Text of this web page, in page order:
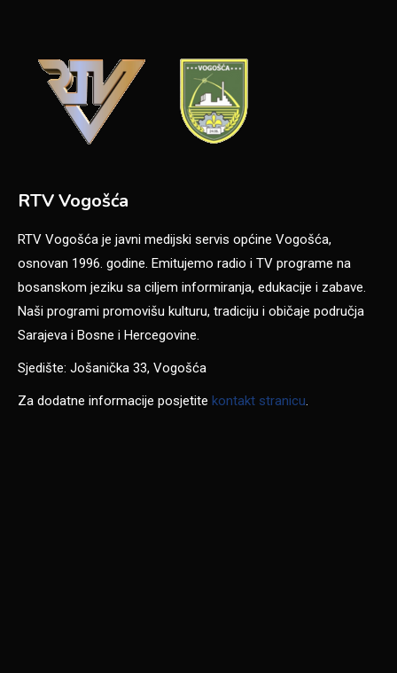
RTV Vogošća
RTV Vogošća je javni medijski servis općine Vogošća,
osnovan 1996. godine. Emitujemo radio i TV programe na
bosanskom jeziku sa ciljem informiranja, edukacije i zabave.
Naši programi promovišu kulturu, tradiciju i običaje područja
Sarajeva i Bosne i Hercegovine.
Sjedište: Jošanička 33, Vogošća
Za dodatne informacije posjetite kontakt stranicu